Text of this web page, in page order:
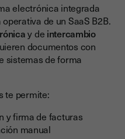
electrónica integrada
de un SaaS B2B.
y de intercambio
documentos con
sistemas de forma
te permite:
y firma de facturas
manual